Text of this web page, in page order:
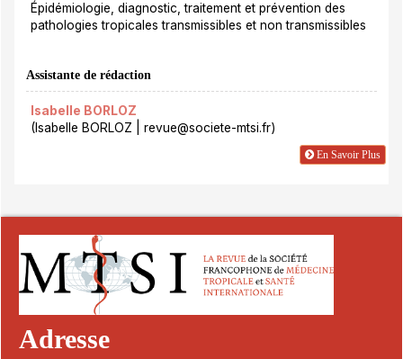
Épidémiologie, diagnostic, traitement et prévention des
pathologies tropicales transmissibles et non transmissibles
Assistante de rédaction
Isabelle BORLOZ
(Isabelle BORLOZ | revue@societe-mtsi.fr)
En Savoir Plus
Adresse